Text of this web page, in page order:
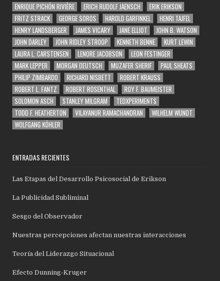
ENRIQUE PICHÓN RIVIÈRE
ERICH RUDOLF JAENSCH
ERIK ERIKSON
FRITZ STRACK
GEORGE SOROS HAROLD GARFINKEL
HENRI TAJFEL
HENRY LANDSBERGER
JAMES VICARY JANE ELLIOT
JOHN B. WATSON
JOHN DARLEY
JOHN RIDLEY STROOP KENNETH BENNE
KURT LEWIN
LAURA L. CARSTENSEN
LENORE JACOBSON
LEON FESTINGER
MARK LEPPER
MORGAN DEUTSCH MUZAFER SHERIF
PAUL SHEATS
PHILIP ZIMBARDO
RICHARD NISBETT
ROBERT KRAUSS
ROBERT L. FANTZ
ROBERT ROSENTHAL
ROY F. BAUMEISTER
SOLOMON ASCH
STANLEY MILGRAM
TEDXPERIMENTS
TODD F. HEATHERTON
VILAYANUR RAMACHANDRAN
WILHELM WUNDT
WOLFGANG KÖHLER
ENTRADAS RECIENTES
Las Etapas del Desarrollo Psicosocial de Erikson
La Publicidad Subliminal
Sesgo del Observador
Nuestras percepciones afectan nuestras interacciones
Teoría del Liderazgo Situacional
Efecto Dunning-Kruger